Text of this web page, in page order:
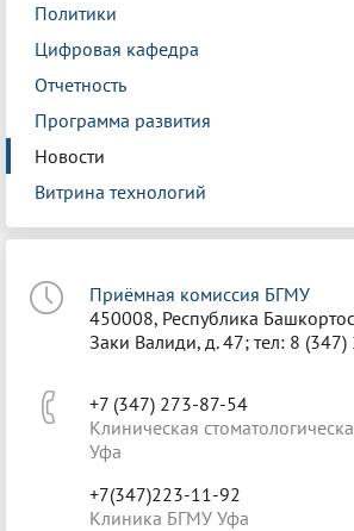
Политики
Цифровая кафедра
Отчетность
Программа развития
Новости
Витрина технологий
Приёмная комиссия БГМУ
450008, Республика
Заки Валиди, д. 47; тел: 8
+7 (347) 273-87-54
Клиническая
Уфа
+7(347)223-11-92
Клиника БГМУ Уфа